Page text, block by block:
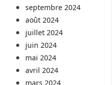
septembre 2024
août 2024
juillet 2024
juin 2024
mai 2024
avril 2024
mars 2024